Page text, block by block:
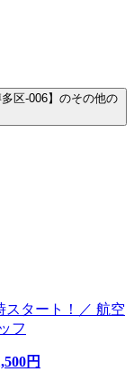
区-006】のその他の
スタート！／ 航空
フ
円